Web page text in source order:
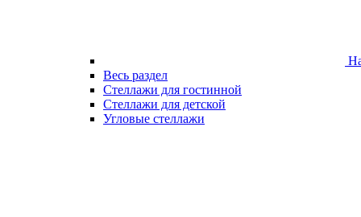
Весь раздел
Стеллажи для гостинной
Стеллажи для детской
Угловые стеллажи